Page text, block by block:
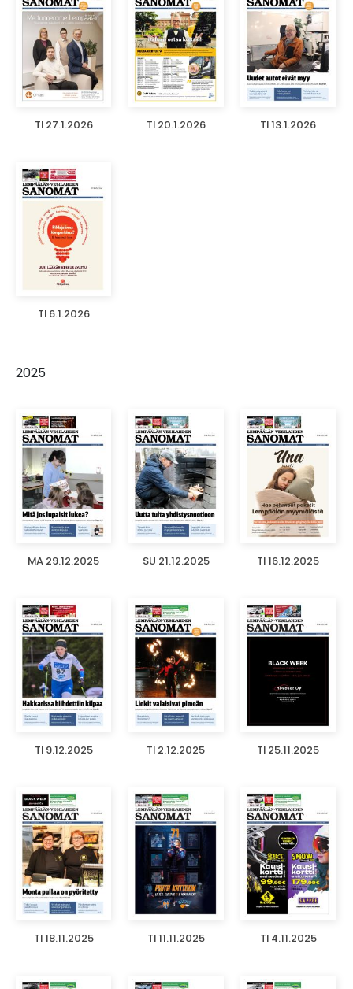
TI 27.1.2026 TI 20.1.2026 TI 13.1.2026
TI 6.1.2026
2025
MA 29.12.2025 SU 21.12.2025 TI 16.12.2025
TI 9.12.2025 TI 2.12.2025 TI 25.11.2025
TI 18.11.2025 TI 11.11.2025 TI 4.11.2025